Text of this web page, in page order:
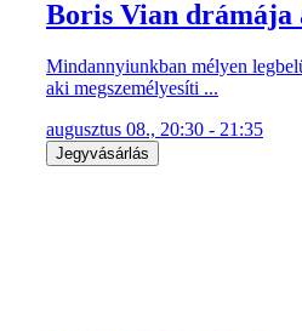
Boris Vian drámája
Mindannyiunkban mélyen
aki megszemélyesíti ...
augusztus 08., 20:30 - 21:35
Jegyvásárlás